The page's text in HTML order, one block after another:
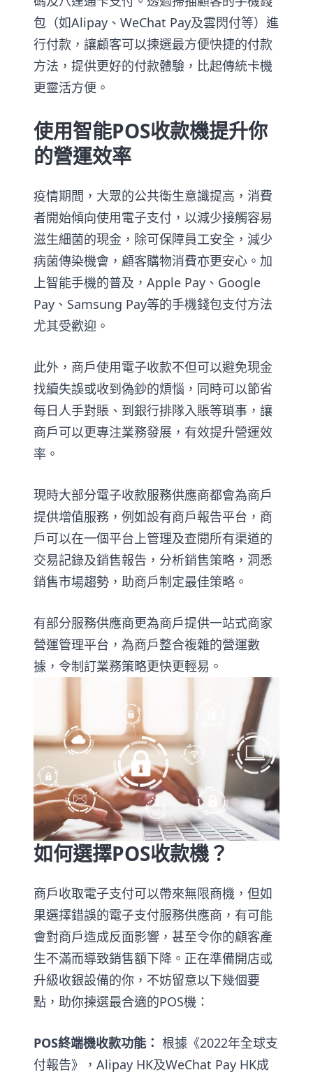
包（如Alipay、WeChat Pay及雲閃付等）進
行付款，讓顧客可以揀選最方便快捷的付款
方法，提供更好的付款體驗，比起傳統卡機
更靈活方便。
使用智能POS收款機提升你
的營運效率
疫情期間，大眾的公共衛生意識提高，消費
者開始傾向使用電子支付，以減少接觸容易
滋生細菌的現金，除可保障員工安全，減少
病菌傳染機會，顧客購物消費亦更安心。加
上智能手機的普及，Apple Pay、Google
Pay、Samsung Pay等的手機錢包支付方法
尤其受歡迎。
此外，商戶使用電子收款不但可以避免現金
找續失誤或收到偽鈔的煩惱，同時可以節省
每日人手對賬、到銀行排隊入賬等瑣事，讓
商戶可以更專注業務發展，有效提升營運效
率。
現時大部分電子收款服務供應商都會為商戶
提供增值服務，例如設有商戶報告平台，商
戶可以在一個平台上管理及查閱所有渠道的
交易記錄及銷售報告，分析銷售策略，洞悉
銷售市場趨勢，助商戶制定最佳策略。
有部分服務供應商更為商戶提供一站式商家
營運管理平台，為商戶整合複雜的營運數
據，令制訂業務策略更快更輕易。
如何選擇POS收款機？
商戶收取電子支付可以帶來無限商機，但如
果選擇錯誤的電子支付服務供應商，有可能
會對商戶造成反面影響，甚至令你的顧客產
生不滿而導致銷售額下降。正在準備開店或
升級收銀設備的你，不妨留意以下幾個要
點，助你揀選最合適的POS機：
POS終端機收款功能： 根據《2022年全球支
付報告》，Alipay HK及WeChat Pay HK成